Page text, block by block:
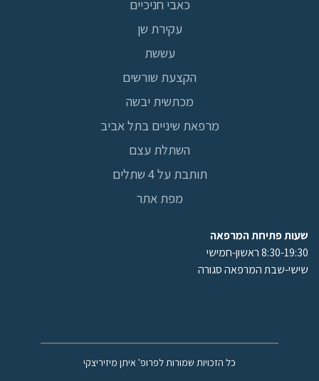
כאבי חניכיים
עקירת שן
עששת
הקצעת שורשים
מכתשית יבשה
מרפאת שיניים בתל אביב
השתלת עצם
תותבת על 4 שתלים
מפת אתר
שעות פתיחת המרפאה
8:30-19:30 ראשון-חמישי
שישי-שבת המרפאה סגורה
כל הזכויות שמורות לפרופ' איתן מיזיריצקי